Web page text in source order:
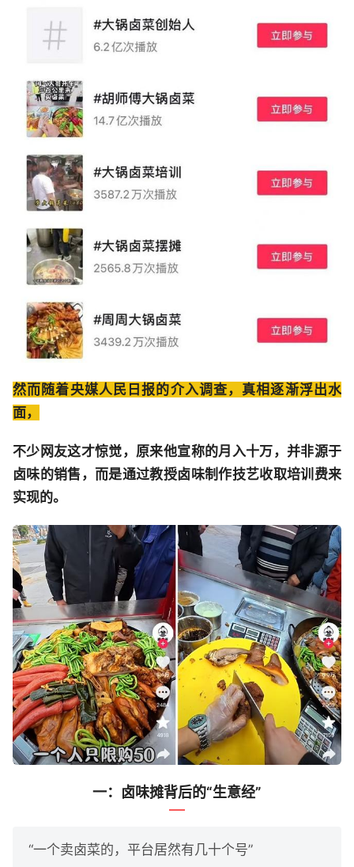
然而随着央媒人民日报的介入调查，真相逐渐浮出水
面，
不少网友这才惊觉，原来他宣称的月入十万，并非源于
卤味的销售，而是通过教授卤味制作技艺收取培训费来
实现的。
一：卤味摊背后的“生意经”
“一个卖卤菜的，平台居然有几十个号”